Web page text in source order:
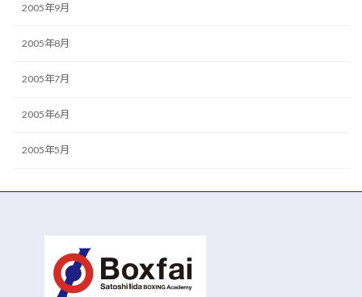
2005年9月
2005年8月
2005年7月
2005年6月
2005年5月